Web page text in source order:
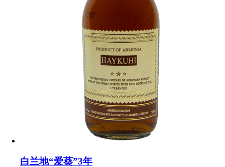
白兰地“爱葵”3年